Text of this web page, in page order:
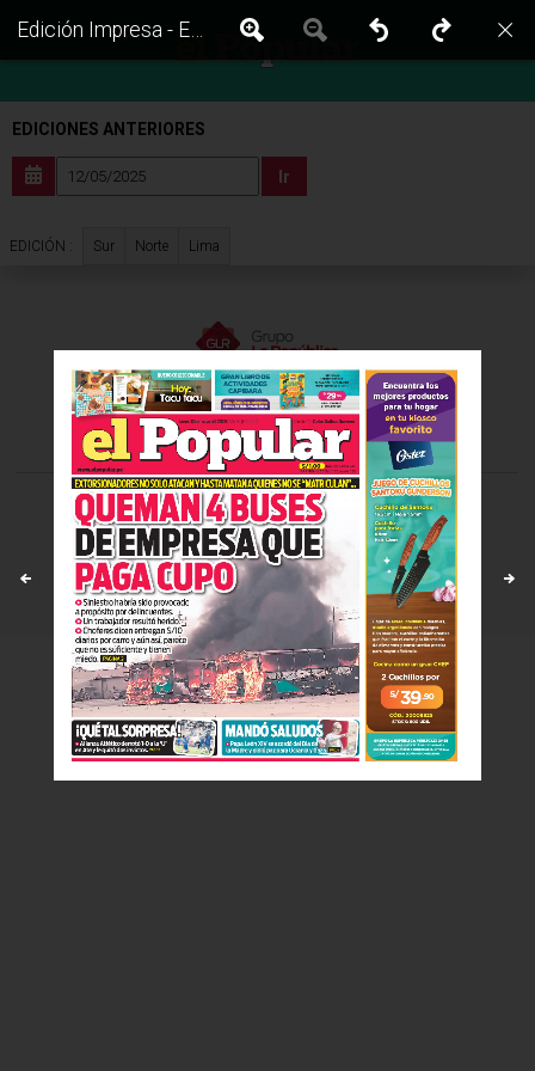
EDICIONES ANTERIORES
Ir
EDICIÓN : Sur Norte Lima
Edición Impresa - El Popular | Lima - Lunes 12 de Mayo del 2025
VISITA LAS EDICIONES IMPRESAS DE:
©Todos los derechos reservados -2026
Políticas y estandares Contáctenos